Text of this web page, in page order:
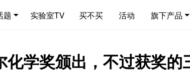
题 实验室TV 买不买 活动 旗下产品
化学奖颁出，不过获奖